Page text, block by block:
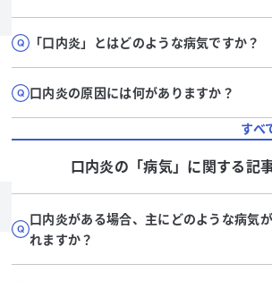
「口内炎」とはどのような病気ですか？
口内炎の原因には何がありますか？
すべ
口内炎の「病気」に関する記
口内炎がある場合、主にどのような病気
れますか？